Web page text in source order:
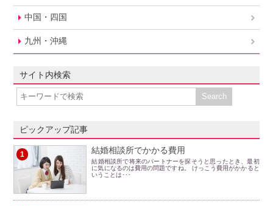
中国・四国
九州・沖縄
サイト内検索
ピックアップ記事
1 結婚相談所でかかる費用
結婚相談所で将来のパートナーを探そうと思ったとき、最初
に気になるのは費用の問題ですね。 けっこう費用がかかると
いうことは･･･